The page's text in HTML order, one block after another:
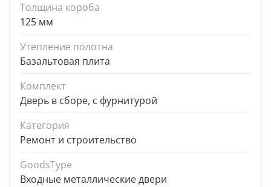
Толщина короба
125 мм
Утепление полотна
Базальтовая плита
Комплект
Дверь в сборе, с фурнитурой
Категория
Ремонт и строительство
GoodsType
Входные металлические двери